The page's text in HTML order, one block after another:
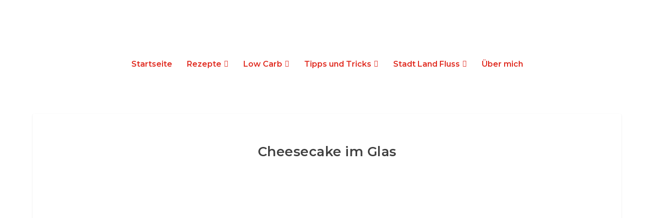
Startseite Rezepte Low Carb Tipps und Tricks Stadt Land Fluss Über mich
Cheesecake im Glas